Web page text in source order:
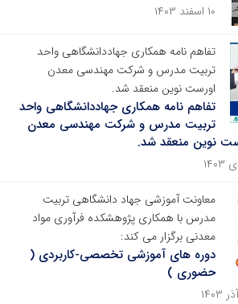
۱۰ اسفند ۱۴۰۳
تفاهم نامه همکاری جهاددانشگاهی واحد
تربیت مدرس و شرکت مهندسی معدن
اورست نوین منعقد شد.
تفاهم نامه همکاری جهاددانشگاهی واحد
تربیت مدرس و شرکت مهندسی معدن
نوین منعقد شد.
معاونت آموزشی جهاد دانشگاهی تربیت
مدرس با همکاری پژوهشکده فرآوری مواد
معدنی برگزار می کند:
دوره های آموزشی تخصصی-کاربردی (
حضوری )